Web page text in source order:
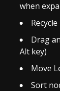
when
Drag
Alt key)
Move
Sort